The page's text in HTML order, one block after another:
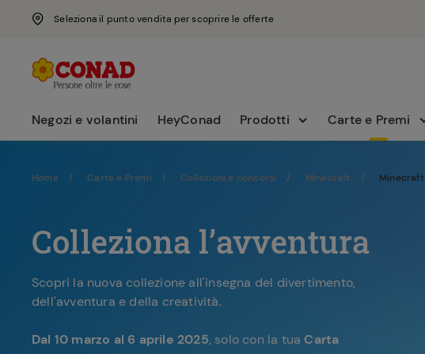
Seleziona il punto vendita per scoprire le offerte
Negozi e volantini HeyConad Prodotti Carte e Premi
Home Carte e Premi Collezioni e concorsi Minecraft Minecraft
Colleziona l’avventura
Scopri la nuova collezione all'insegna del divertimento,
dell'avventura e della creatività.
Dal 10 marzo al 6 aprile 2025, solo con la tuaCarta